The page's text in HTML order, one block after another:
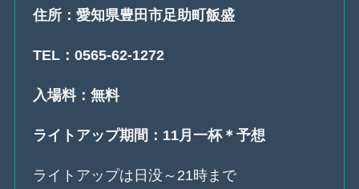
住所：愛知県豊田市足助町飯盛
TEL：0565-62-1272
入場料：無料
ライトアップ期間：11月一杯＊予想
ライトアップは日没～21時まで